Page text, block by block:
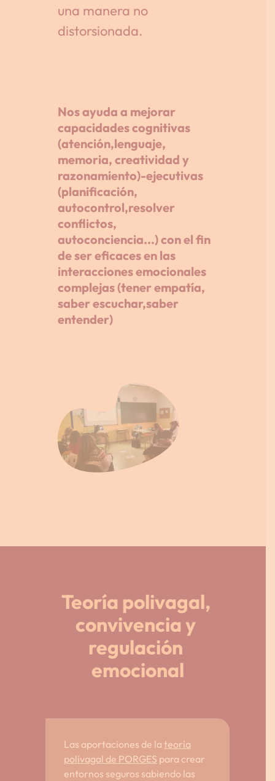
una manera no
distorsionada.
Nos ayuda a mejorar
capacidades cognitivas
(atención,lenguaje,
memoria, creatividad y
razonamiento)-ejecutivas
(planificación,
autocontrol,resolver
conflictos,
autoconciencia...) con el fin
de ser eficaces en las
interacciones emocionales
complejas (tener empatía,
saber escuchar,saber
entender)
Teoría polivagal,
convivencia y
regulación
emocional
Las aportaciones de la teoría
polivagal de PORGES para crear
entornos seguros sabiendo las